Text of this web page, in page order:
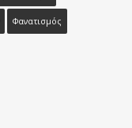
Φανατισμός